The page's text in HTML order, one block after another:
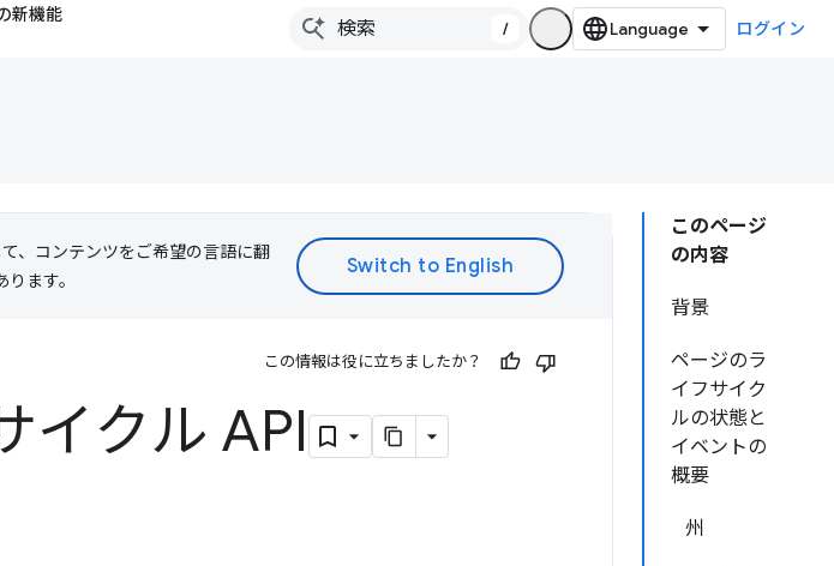
新機能
/ ログイン
このページ
の内容
背景
ページのラ
イフサイク
ルの状態と
イベントの
概要
州
、コンテンツをご希望の言語に翻
ます。
この情報は役に立ちましたか？
イクル API